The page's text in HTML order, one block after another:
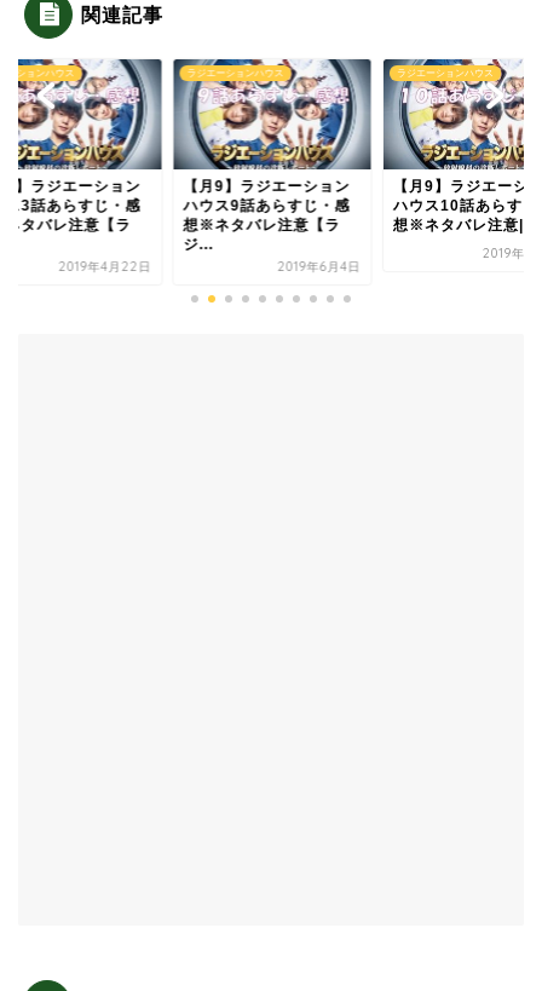
関連記事
ーションハウス
9】ラジエーション
ス3話あらすじ・感
タバレ注意【ラ
2019年4月22日
ラジエーションハウス
【月9】ラジエーション
ハウス9話あらすじ・感
想※ネタバレ注意【ラ
ジ...
2019年6月4日
ラジエーションハウス
【月9】ラジエーシ
ハウス10話あらすじ
想※ネタバレ注意|く
2019年6